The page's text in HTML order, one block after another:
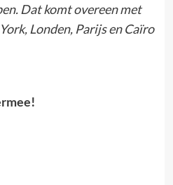
Dat komt overeen met
Londen, Parijs en Caïro